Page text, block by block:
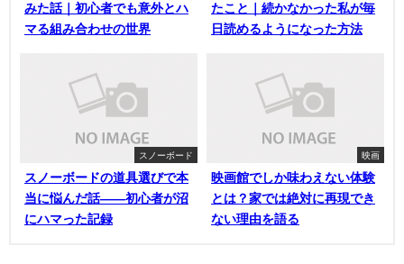
みた話｜初心者でも意外とハ
マる組み合わせの世界
たこと｜続かなかった私が毎
日読めるようになった方法
スノーボード
スノーボードの道具選びで本
当に悩んだ話——初心者が沼
にハマった記録
映画
映画館でしか味わえない体験
とは？家では絶対に再現でき
ない理由を語る